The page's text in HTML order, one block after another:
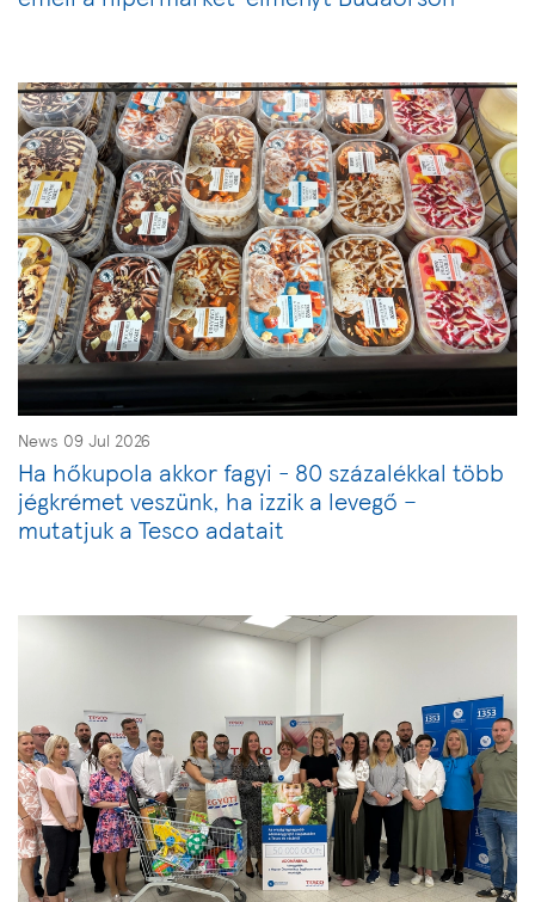
News 09 Jul 2026
Ha hőkupola akkor fagyi - 80 százalékkal több
jégkrémet veszünk, ha izzik a levegő –
mutatjuk a Tesco adatait